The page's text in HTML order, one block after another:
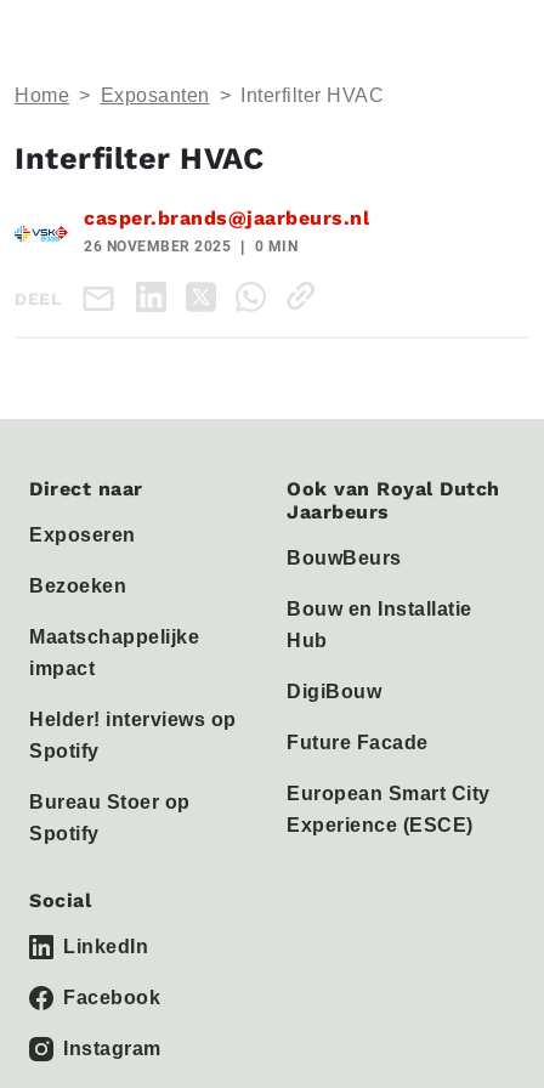
Home > Exposanten > Interfilter HVAC
Interfilter HVAC
casper.brands@jaarbeurs.nl
26 NOVEMBER 2025 0 MIN
DEEL
Direct naar
Exposeren
Bezoeken
Maatschappelijke
impact
Helder! interviews op
Spotify
Bureau Stoer op
Spotify
Ook van Royal Dutch
Jaarbeurs
BouwBeurs
Bouw en Installatie
Hub
DigiBouw
Future Facade
European Smart City
Experience (ESCE)
Social
LinkedIn
Facebook
Instagram